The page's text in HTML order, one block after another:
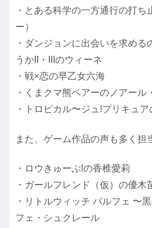
・とある科学の一方通行の打ち
ー）
・ダンジョンに出会いを求める
うかII・IIIのウィーネ
・戦×恋の早乙女六海
・くまクマ熊ベアーのノアール
・トロピカル〜ジュ!プリキュア
また、ゲーム作品の声も多く担
・ロウきゅーぶ!の香椎愛莉
・ガールフレンド（仮）の優木
・リトルウィッチ パルフェ 〜
フェ・シュクレール